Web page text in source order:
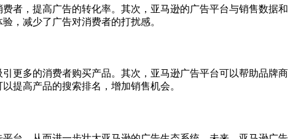
者，提高广告的转化率。其次，亚马逊的广告平台与销售数据和
，减少了广告对消费者的打扰感。
更多的消费者购买产品。其次，亚马逊广告平台可以帮助品牌商
提高产品的搜索排名，增加销售机会。